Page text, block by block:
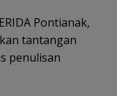
Pontianak,
tantangan
penulisan